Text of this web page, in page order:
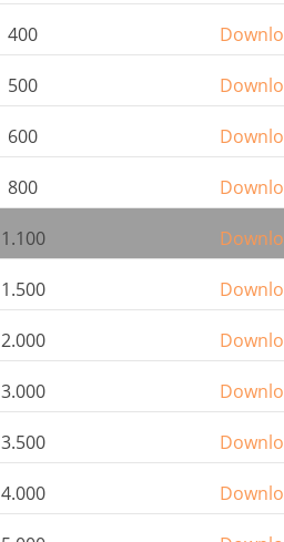
400
500
600
800
1.100
1.500
2.000
3.000
3.500
4.000